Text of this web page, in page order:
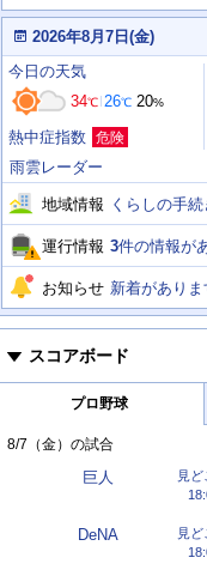
情
報
ス
本
日
の
天
気
、
運
情
報
2026年8月7日(金)
今
日
明
日
の
天
気
今日 の天気
34℃ 26℃ 20%
熱中症指数 危険
雨雲レーダー
地域情報 くらしの手
運行情報 3件の情報が
お知らせ 新着がありま
スコアボード
プロ野球
8/7（金） の試合
巨人 見ど
DeNA 見ど